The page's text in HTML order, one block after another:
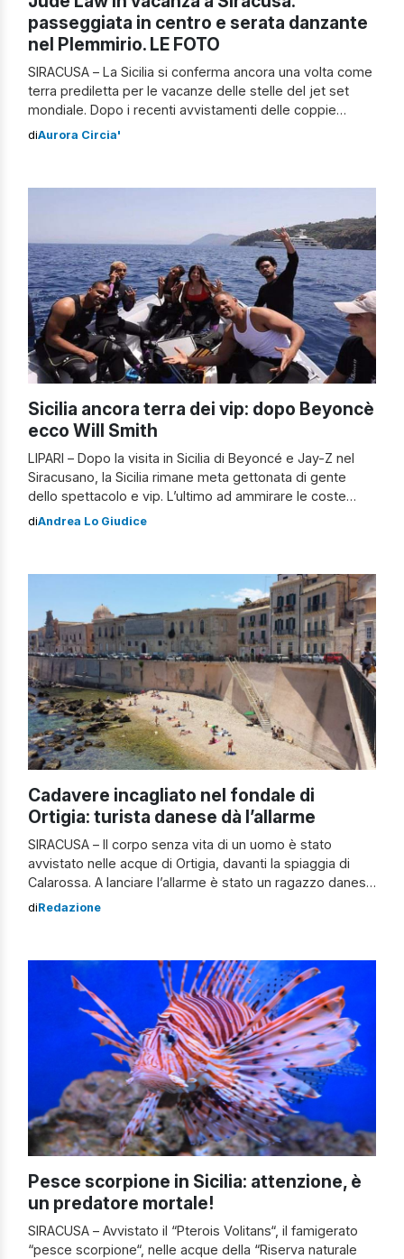
passeggiata in centro e serata danzante
nel Plemmirio. LE FOTO
SIRACUSA – La Sicilia si conferma ancora una volta come
terra prediletta per le vacanze delle stelle del jet set
mondiale. Dopo i recenti avvistamenti delle coppie
formate dai cantanti Beyoncé e Jay-Z e dagli attori Will
tv The […]
diAurora Circia'
Sicilia ancora terra dei vip: dopo Beyoncè
ecco Will Smith
LIPARI – Dopo la visita in Sicilia di Beyoncé e Jay-Z nel
Siracusano, la Sicilia rimane meta gettonata di gente
dello spettacolo e vip. L’ultimo ad ammirare le coste
dell’isola è stato Will Smith. Il noto cantante e attore,
diAndrea Lo Giudice
Cadavere incagliato nel fondale di
Ortigia: turista danese dà l’allarme
SIRACUSA – Il corpo senza vita di un uomo è stato
avvistato nelle acque di Ortigia, davanti la spiaggia di
Calarossa. A lanciare l’allarme è stato un ragazzo danese
che, mentre stava facendo il bagno con la maschera
[…]
diRedazione
Pesce scorpione in Sicilia: attenzione, è
un predatore mortale!
SIRACUSA – Avvistato il “Pterois Volitans“, il famigerato
“pesce scorpione“, nelle acque della “Riserva naturale